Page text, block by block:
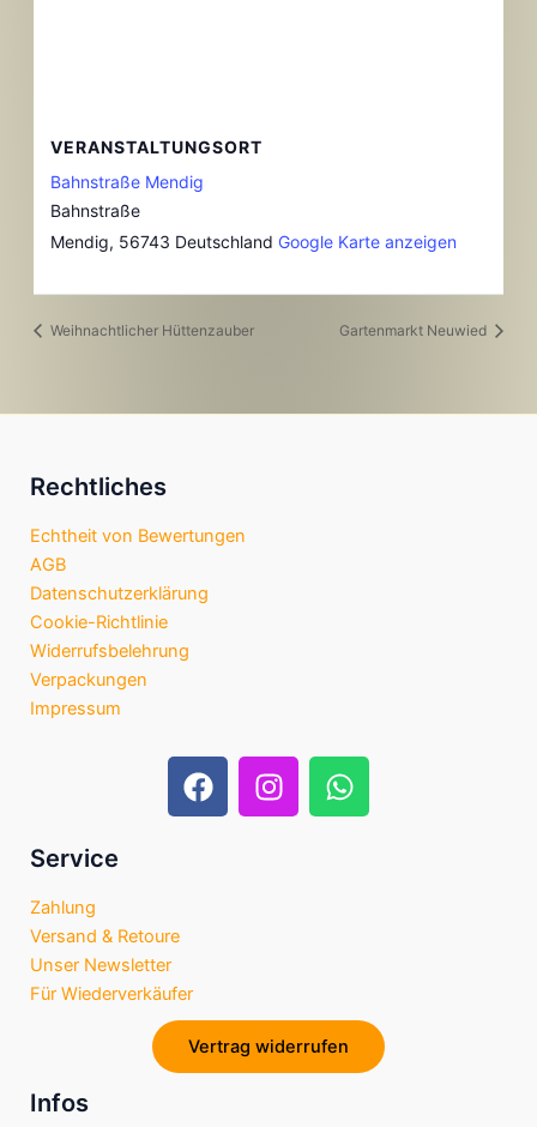
VERANSTALTUNGSORT
Bahnstraße Mendig
Bahnstraße
Mendig, 56743 Deutschland Google Karte anzeigen
Weihnachtlicher Hüttenzauber Gartenmarkt Neuwied
Rechtliches
Echtheit von Bewertungen
AGB
Datenschutzerklärung
Cookie-Richtlinie
Widerrufsbelehrung
Verpackungen
Impressum
F
a
I
n
W
h
Service
Zahlung
Versand & Retoure
Unser Newsletter
Für Wiederverkäufer
Vertrag widerrufen
Infos